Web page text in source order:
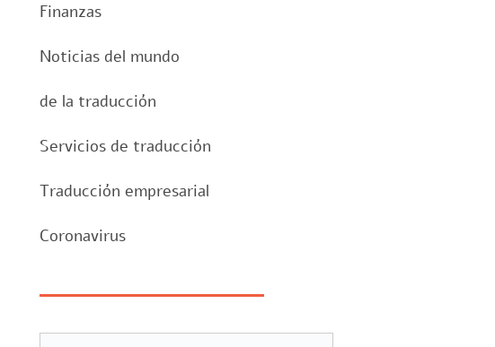
Finanzas
Noticias del mundo
de la traducción
Servicios de traducción
Traducción empresarial
Coronavirus